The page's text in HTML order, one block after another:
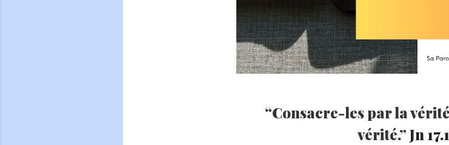
“Consacre-les par la
vérité.”Jn